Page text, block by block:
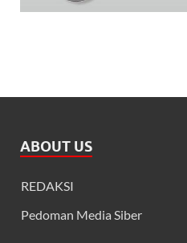
ABOUT US
REDAKSI
Pedoman Media Siber